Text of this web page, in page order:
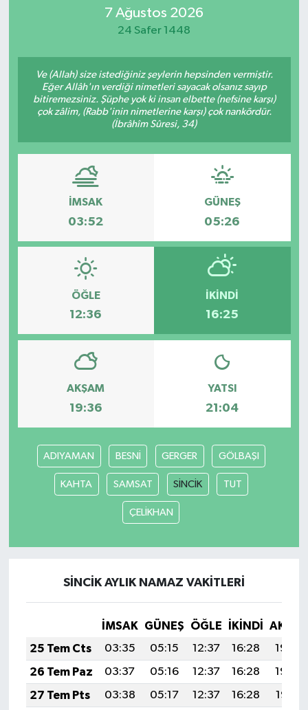
7 Ağustos 2026
24 Safer 1448
Ve (Allah) size istediğiniz şeylerin hepsinden vermiştir.
Eğer Allâh'ın verdiği nimetleri sayacak olsanız sayıp
bitiremezsiniz. Şüphe yok ki insan elbette (nefsine karşı)
çok zâlim, (Rabb'inin nimetlerine karşı) çok nankördür.
(İbrâhîm Sûresi, 34)
İMSAK
03:52
GÜNEŞ
05:26
ÖĞLE
12:36
İKINDI
16:25
AKŞAM
19:36
YATSI
21:04
ADIYAMAN BESNİ GERGER GÖLBAŞI
KAHTA SAMSAT SİNCİK TUT
ÇELİKHAN
SİNCİK AYLIK NAMAZ VAKITLERI
İMSAK GÜNEŞ ÖĞLE İKINDI
25 Tem Cts
03:35 05:15 12:37 16:28
19:49
26 Tem Paz
03:37 05:16 12:37 16:28
19:48
27 Tem Pts
03:38 05:17 12:37 16:28
19:47
Teknoloji
TRABZON
TRABZONSPOR